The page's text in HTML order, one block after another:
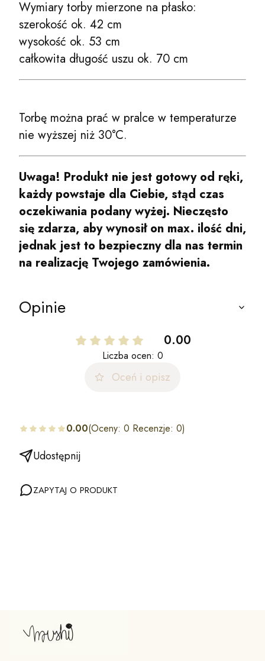
Wymiary torby mierzone na płasko:
szerokość ok. 42 cm
wysokość ok. 53 cm
całkowita długość uszu ok. 70 cm
Torbę można prać w pralce w temperaturze
nie wyższej niż 30°C.
Uwaga! Produkt nie jest gotowy od ręki,
każdy powstaje dla Ciebie, stąd czas
oczekiwania podany wyżej. Nieczęsto
się zdarza, aby wynosił on max. ilość dni,
jednak jest to bezpieczny dla nas termin
na realizację Twojego zamówienia.
Opinie
0.00
Liczba ocen: 0
Oceń i opisz
0.00(Oceny: 0 Recenzje: 0)
Udostępnij
ZAPYTAJ O PRODUKT